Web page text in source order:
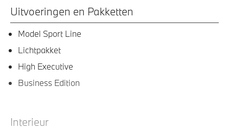
Uitvoeringen en Pakketten
Model Sport Line
Lichtpakket
High Executive
Business Edition
Interieur